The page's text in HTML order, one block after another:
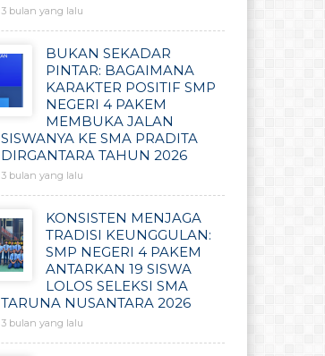
3 bulan yang lalu
BUKAN SEKADAR
PINTAR: BAGAIMANA
KARAKTER POSITIF SMP
NEGERI 4 PAKEM
MEMBUKA JALAN
SISWANYA KE SMA PRADITA
DIRGANTARA TAHUN 2026
3 bulan yang lalu
KONSISTEN MENJAGA
TRADISI KEUNGGULAN:
SMP NEGERI 4 PAKEM
ANTARKAN 19 SISWA
LOLOS SELEKSI SMA
TARUNA NUSANTARA 2026
3 bulan yang lalu